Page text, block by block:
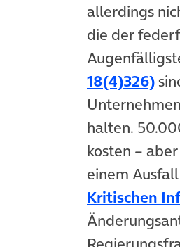
allerdings
die der
18(4)326)
halten.
kosten –
einem
Kritischen